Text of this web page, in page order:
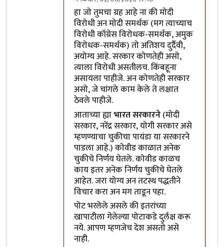
In reply toकोविड लसचा उल्लेख अखिलेश…
हा जो तुमचा ग्रह आहे ना की मोदी
विरोधी अन मोदी समर्थक (मग त्याच्याच
विरोधी कॉग्रेस विरोधक-समर्थक, अमुक
विरोधक-समर्थक) तो अतिशय दुर्दैवी,
अयोग्य आहे. सरकार कोणतेही असो,
त्याला विरोधी असतीलच. किंबहूना
असायला पाहीजे. अन कोणतेही सरकार
असो, जे चांगले काम केले ते लक्षात
ठेवले पाहीजे.
आताच्या ह्याभारत सरकारने(मोदी
सरकार, नरेंद्र सरकार, योगी सरकार असे
म्हणण्याचा चुकीचा पायंडा या सरकारने
पाडला आहे.) कोवीड काळात अनेक
चुकीचे निर्णय घेतले. कोवीड काळच
काय इतर अनेक निर्णय चुकीचे घेतले
आहेत. जरा योग्य अन तटस्थ पद्धतीने
विचार करा अन मग ताडून पहा.
पोट भरलेले असले की इतरांच्या
खापाटीला गेलेल्या पोटाकडे दुर्लक्ष करू
नये. आपण म्हणजेच देश असतो असे
नाही.